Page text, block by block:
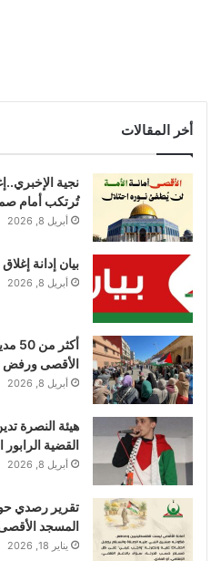
أخر المقالات
نجية
تُرتكب أمام
أبريل 8, 2026
بيان إدانة
أبريل 8, 2026
الأقصى ورفض
أبريل 8, 2026
هيئة النصرة
القضية
أبريل 8, 2026
تقرير رصدي
المسجد
يناير 18, 2026